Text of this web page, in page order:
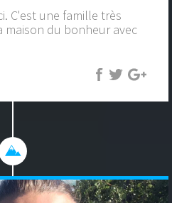
C'est une famille très
maison du bonheur avec